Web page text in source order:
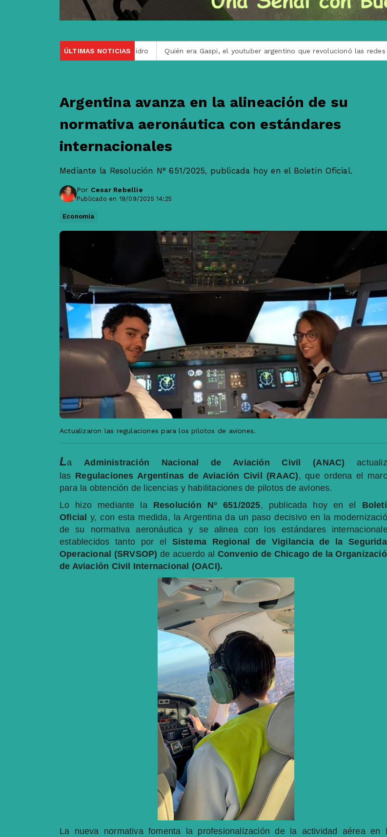
ÚLTIMAS NOTICIAS
por un tren en San Isidro Quién era Gaspi, el youtuber argentino que revolucionó las redes con su
Argentina avanza en la alineación de su
normativa aeronáutica con estándares
internacionales
Mediante la Resolución N° 651/2025, publicada hoy en el Boletín Oficial.
Por Cesar Rebellie
Publicado en 19/09/2025 14:25
Economía
Actualizaron las regulaciones para los pilotos de aviones.
La Administración Nacional de Aviación Civil (ANAC)
las Regulaciones Argentinas de Aviación Civil (RAAC), que ordena el
para la obtención de licencias y habilitaciones de pilotos de aviones.
Lo hizo mediante la Resolución N° 651/2025, publicada hoy en el
Oficial y, con esta medida, la Argentina da un paso decisivo en la
de su normativa aeronáutica y se alinea con los estándares
establecidos tanto por el Sistema Regional de Vigilancia de la
Operacional (SRVSOP) de acuerdo al Convenio de Chicago de la
de Aviación Civil Internacional (OACI).
La nueva normativa fomenta la profesionalización de la actividad aérea en